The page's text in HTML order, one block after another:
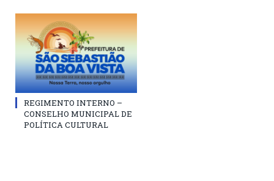
REGIMENTO INTERNO –
CONSELHO MUNICIPAL DE
POLÍTICA CULTURAL